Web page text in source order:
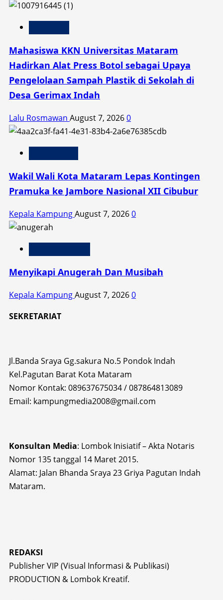
Mahasiswa KKN Universitas Mataram
Hadirkan Alat Press Botol sebagai Upaya
Pengelolaan Sampah Plastik di Sekolah di
Desa Gerimax Indah
Lalu Rosmawan August 7, 20260
Wakil Wali Kota Mataram Lepas Kontingen
Pramuka ke Jambore Nasional XII Cibubur
Kepala KampungAugust 7, 20260
Menyikapi Anugerah Dan Musibah
Kepala KampungAugust 7, 20260
SEKRETARIAT
Jl.Banda Sraya Gg.sakura No.5 Pondok Indah
Kel.Pagutan Barat Kota Mataram
Nomor Kontak: 089637675034 / 087864813089
Email: kampungmedia2008@gmail.com
Konsultan Media: Lombok Inisiatif – Akta Notaris
Nomor 135 tanggal 14 Maret 2015.
Alamat: Jalan Bhanda Sraya 23 Griya Pagutan Indah
Mataram.
REDAKSI
Publisher VIP (Visual Informasi & Publikasi)
PRODUCTION & Lombok Kreatif.